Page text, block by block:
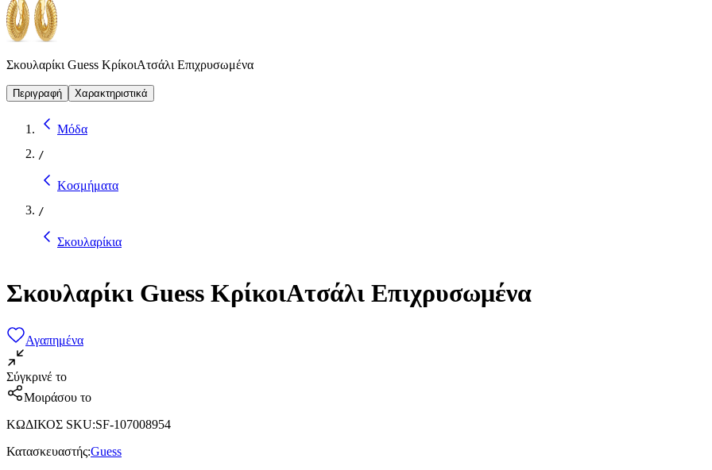
Σκουλαρίκι Guess ΚρίκοιΑτσάλι Επιχρυσωμένα
Περιγραφή Χαρακτηριστικά
Μόδα
/
Κοσμήματα
/
Σκουλαρίκια
Σκουλαρίκι Guess ΚρίκοιΑτσάλι Επιχρυσωμένα
Αγαπημένα
Σύγκρινέ το
Μοιράσου το
ΚΩΔΙΚΟΣ SKU:SF-107008954
Κατασκευαστής:Guess